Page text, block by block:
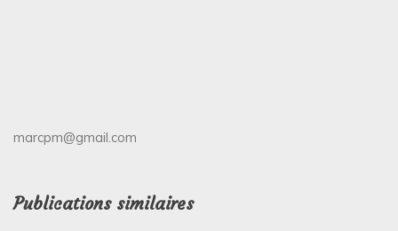
marcpm@gmail.com
Publications similaires